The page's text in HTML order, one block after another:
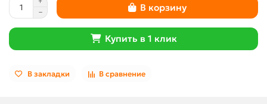
В корзину
Купить в 1 клик
В закладки В сравнение